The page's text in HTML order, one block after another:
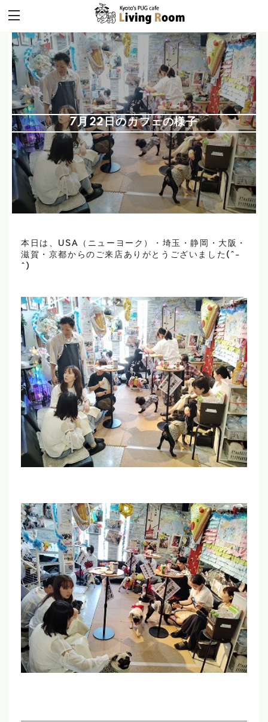
7月22日のカフェの様子
本日は、USA（ニューヨーク）・埼玉・静岡・大阪・
滋賀・京都からのご来店ありがとうございました(^-
^)